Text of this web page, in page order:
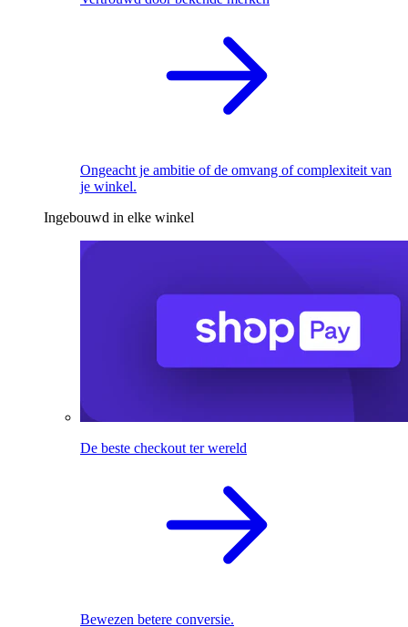
Ongeacht je ambitie of de omvang of complexiteit van
je winkel.
Ingebouwd in elke winkel
De beste checkout ter wereld
Bewezen betere conversie.